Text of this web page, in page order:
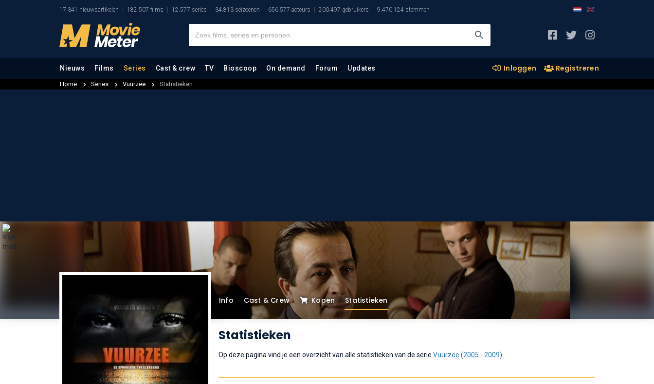
17.341 nieuwsartikelen 182.507 films 12.577 series 34.813 seizoenen 656.577 acteurs 200.497 gebruikers 9.470.124 stemmen
Nieuws Films Series Cast & crew TV Bioscoop On demand Forum Updates Inloggen Registreren
Home Series Vuurzee Statistieken
Info Cast & Crew Kopen Statistieken
Statistieken
Op deze pagina vind je een overzicht van alle statistieken van de serie Vuurzee (2005 - 2009)